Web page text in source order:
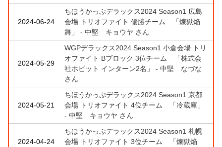
2024-06-24
ちほうかっぷデラックス2024 Season1 広島
会場 トリオファイト 優勝チーム 「煉獄焔
舞」 - 中堅 キョウヤ さん
2024-05-29
WGPデラックス2024 Season1 小倉会場 トリ
オファイト Bブロック 3位チーム 「株式会
社ホビット インターン2名」 - 中堅 なづな
さん
2024-05-21
ちほうかっぷデラックス2024 Season1 京都
会場 トリオファイト 4位チーム 「冷蔵庫」
- 中堅 キョウヤ さん
2024-04-24
ちほうかっぷデラックス2024 Season1 札幌
会場 トリオファイト 3位チーム 「煉獄焔